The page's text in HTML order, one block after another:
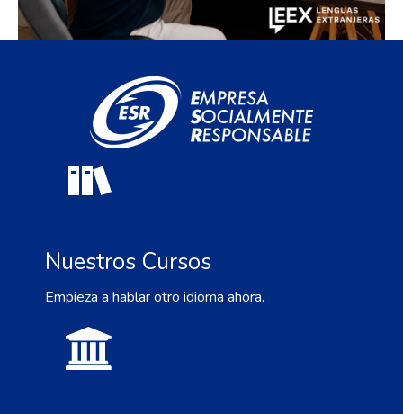
Nuestros Cursos
Empieza a hablar otro idioma ahora.